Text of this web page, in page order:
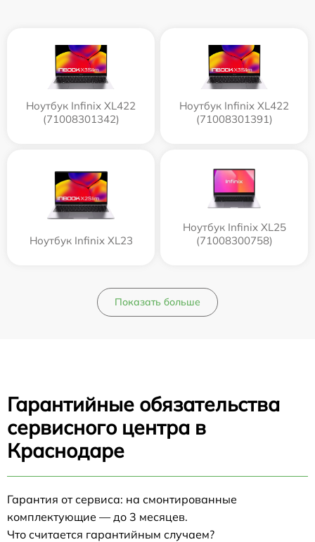
Ноутбук Infinix XL422
(71008301342)
Ноутбук Infinix XL422
(71008301391)
Ноутбук Infinix XL23
Ноутбук Infinix XL25
(71008300758)
Показать больше
Гарантийные обязательства
сервисного центра в
Краснодаре
Гарантия от сервиса: на смонтированные
комплектующие — до 3 месяцев.
Что считается гарантийным случаем?